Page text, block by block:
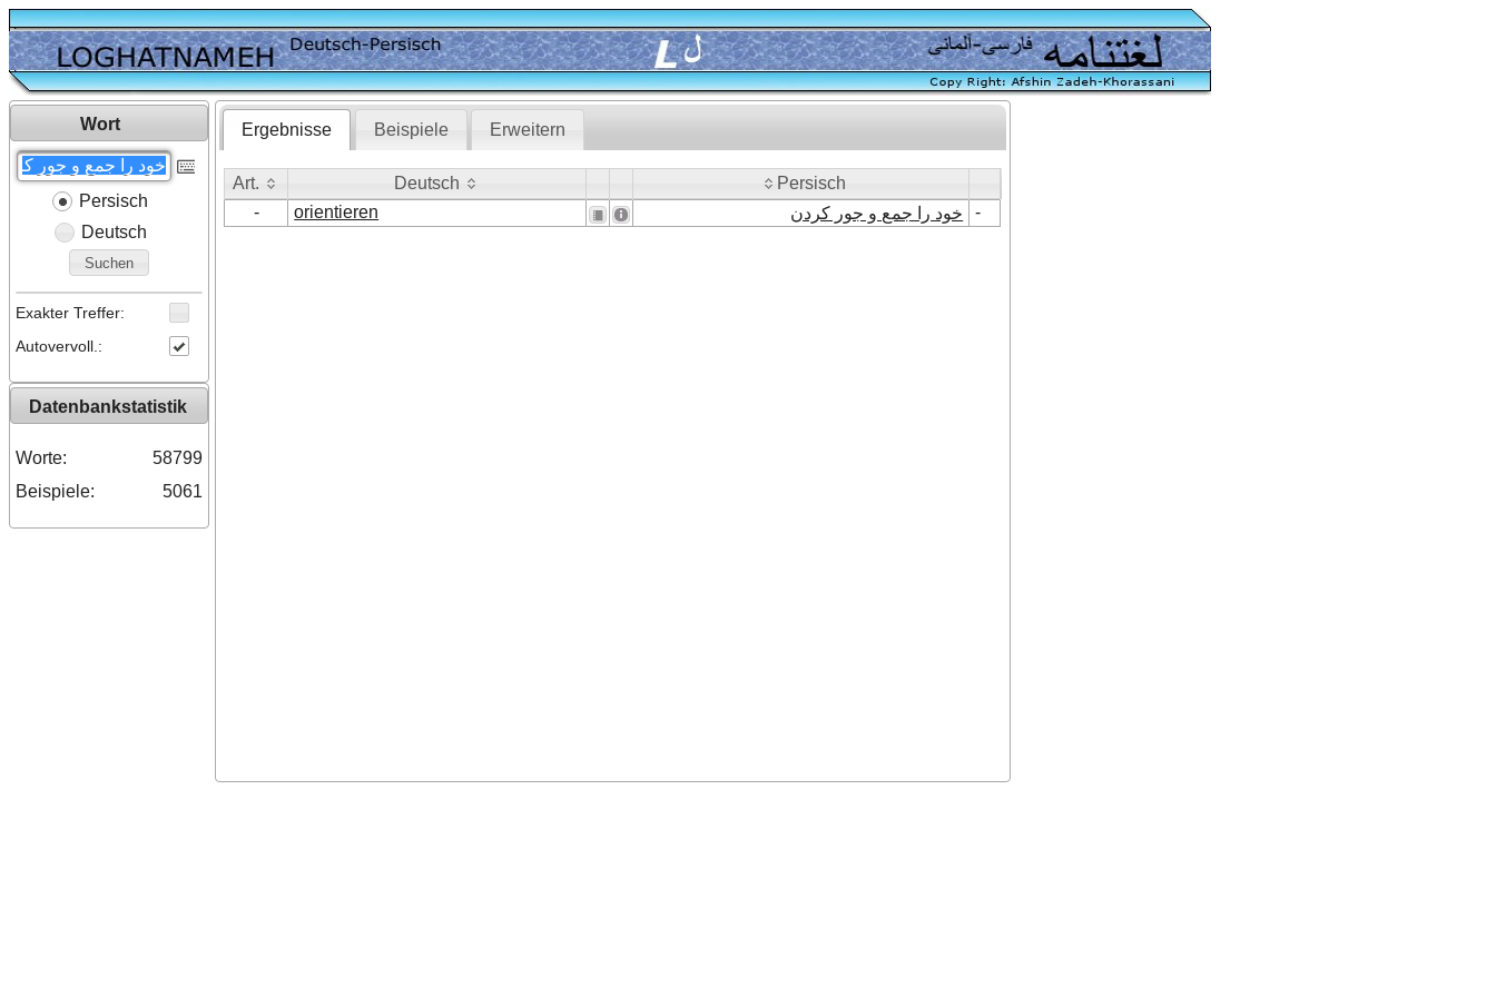
Wort
Persisch
Deutsch
Suchen
Exakter Treffer:
Autovervoll.:
Datenbankstatistik
Worte:
58799
Beispiele:
5061
Ergebnisse Beispiele Erweitern
Art. Deutsch
Persisch
Art.
Persisch
- orientieren خود را جمع و جور کردن -